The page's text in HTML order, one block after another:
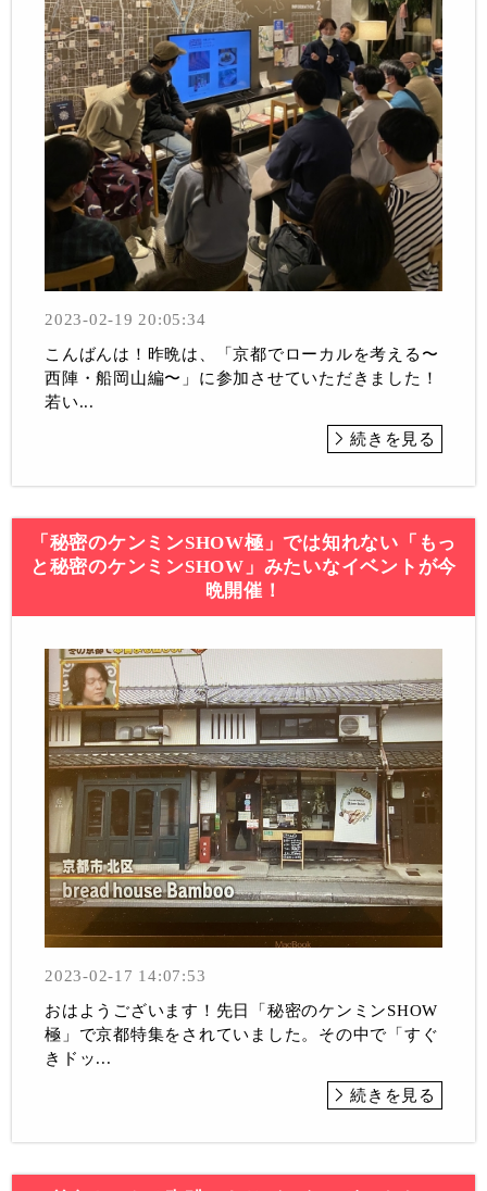
2023-02-19 20:05:34
こんばんは！昨晩は、「京都でローカルを考える〜
西陣・船岡山編〜」に参加させていただきました！
若い...
続きを見る
「秘密のケンミンSHOW極」では知れない「もっ
と秘密のケンミンSHOW」みたいなイベントが今
晩開催！
2023-02-17 14:07:53
おはようございます！先日「秘密のケンミンSHOW
極」で京都特集をされていました。その中で「すぐ
きドッ...
続きを見る